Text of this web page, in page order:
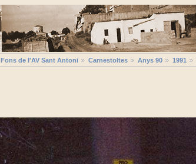
Fons de l'AV Sant Antoni Carnestoltes Anys 90 1991